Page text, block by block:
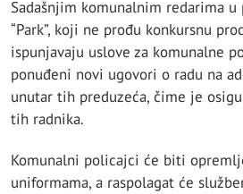
Sadašnjim komunalnim redarima u
“Park”, koji ne prođu konkursnu
ispunjavaju uslove za komunalne
ponuđeni novi ugovori o radu na
unutar tih preduzeća, čime je
tih radnika.
Komunalni policajci će biti
uniformama, a raspolagat će